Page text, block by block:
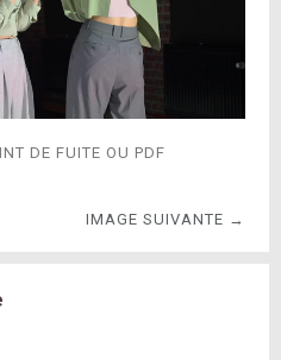
DE FUITE OU PDF
IMAGE SUIVANTE →